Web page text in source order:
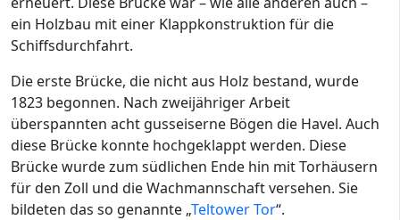
ein Holzbau mit einer Klappkonstruktion für die
Schiffsdurchfahrt.
Die erste Brücke, die nicht aus Holz bestand, wurde
1823 begonnen. Nach zweijähriger Arbeit
überspannten acht gusseiserne Bögen die Havel. Auch
diese Brücke konnte hochgeklappt werden. Diese
Brücke wurde zum südlichen Ende hin mit Torhäusern
für den Zoll und die Wachmannschaft versehen. Sie
bildeten das so genannte „Teltower Tor“.